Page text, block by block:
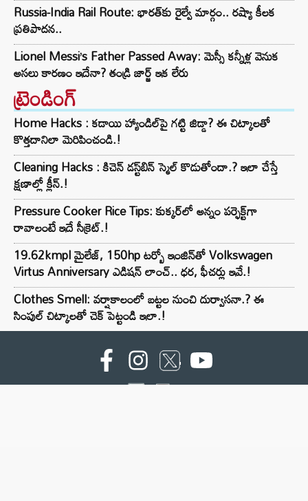
Russia-India Rail Route: భారత్‌కు రైల్వే మార్గం.. రష్యా కీలక
ప్రతిపాదన..
Lionel Messi’s Father Passed Away: మెస్సీ కన్నీళ్ల వెనుక
అసలు కారణం ఇదేనా? తండ్రి జార్జ్ ఇక లేరు
ట్రెండింగ్‌
Home Hacks : కడాయి హ్యాండిల్‌పై గట్టి జిడ్డా? ఈ చిట్కాలతో
కొత్తదానిలా మెరిపించండి.!
Cleaning Hacks : కిచెన్ డస్ట్‌బిన్ స్మెల్ కొడుతోందా.? ఇలా చేస్తే
క్షణాల్లో క్లీన్.!
Pressure Cooker Rice Tips: కుక్కర్‌లో అన్నం పర్ఫెక్ట్‌గా
రావాలంటే ఇదే సీక్రెట్.!
19.62kmpl మైలేజ్, 150hp టర్బో ఇంజిన్‌తో Volkswagen
Virtus Anniversary ఎడిషన్ లాంచ్.. ధర, ఫీచర్లు ఇవే.!
Clothes Smell: వర్షాకాలంలో బట్టల నుంచి దుర్వాసనా.? ఈ
సింపుల్ చిట్కాలతో చెక్ పెట్టండి ఇలా.!